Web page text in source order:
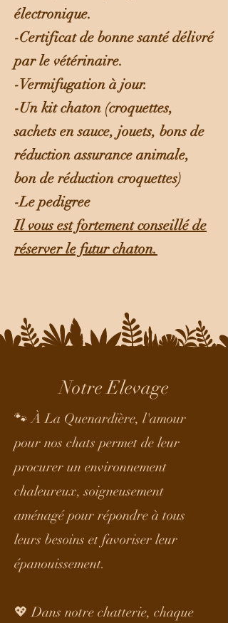
électronique.
-Certificat de bonne santé délivré
par le vétérinaire.
-Vermifugation à jour.
-Un kit chaton (croquettes,
sachets en sauce, jouets, bons de
réduction assurance animale,
bon de réduction croquettes)
-Le pedigree
Il vous est fortement conseillé de
réserver le futur chaton.
Notre Elevage
🐾 À La Quenardière, l'amour
pour nos chats permet de leur
procurer un environnement
chaleureux, soigneusement
aménagé pour répondre à tous
leurs besoins et favoriser leur
épanouissement.
💖 Dans notre chatterie, chaque